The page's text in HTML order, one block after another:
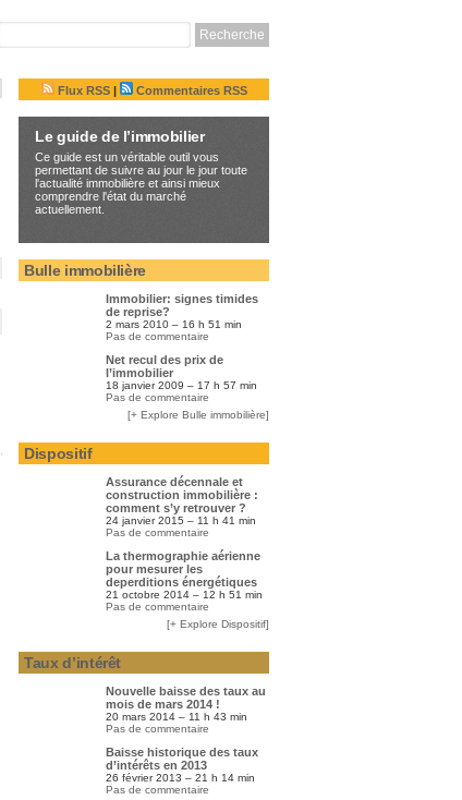
Flux RSS| Commentaires RSS
Le guide de l’immobilier
Ce guide est un véritable outil vous
permettant de suivre au jour le jour toute
l'actualité immobilière et ainsi mieux
comprendre l'état du marché
actuellement.
Bulle immobilière
Immobilier: signes timides
de reprise?
2 mars 2010 – 16 h 51 min
Pas de commentaire
Net recul des prix de
l’immobilier
18 janvier 2009 – 17 h 57 min
Pas de commentaire
[+ Explore Bulle immobilière]
Dispositif
Assurance décennale et
construction immobilière :
comment s’y retrouver ?
24 janvier 2015 – 11 h 41 min
Pas de commentaire
La thermographie aérienne
pour mesurer les
deperditions énergétiques
21 octobre 2014 – 12 h 51 min
Pas de commentaire
[+ Explore Dispositif]
Taux d’intérêt
Nouvelle baisse des taux au
mois de mars 2014 !
20 mars 2014 – 11 h 43 min
Pas de commentaire
Baisse historique des taux
d’intérêts en 2013
26 février 2013 – 21 h 14 min
Pas de commentaire